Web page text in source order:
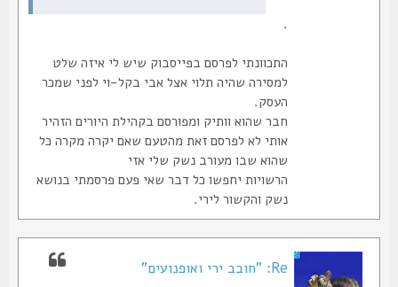
התכוונתי לפרסם בפייסבוק שיש לי איזה שלט
למסירה שהיה תלוי אצל אבי בקל-וי לפני שמכר
העסק.
חבר שהוא וותיק ומפורסם בקהילת היורים הזהיר
אותי לא לפרסם זאת מהטעם שאם יקרה מקרה כל
שהוא שבו מעורב נשק שלי אזי
הרשויות יחפשו כל דבר שאי פעם פרסמתי בנושא
נשק והקשור לירי.
Re: "חובב ירי ואופנועים"